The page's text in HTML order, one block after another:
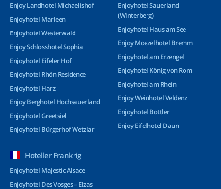
Enjoy Landhotel Michaelishof
Enjoyhotel Marleen
Enjoyhotel Westerwald
Enjoy Schlosshotel Sophia
Enjoyhotel Eifeler Hof
Enjoyhotel Rhön Residence
Enjoyhotel Harz
Enjoy Berghotel Hochsauerland
Enjoyhotel Greetsiel
Enjoyhotel Bürgerhof Wetzlar
Enjoyhotel Sauerland
(Winterberg)
Enjoyhotel Haus am See
Enjoy Moezelhotel Bremm
Enjoyhotel am Erzengel
Enjoyhotel König von Rom
Enjoyhotel am Rhein
Enjoy Weinhotel Veldenz
Enjoyhotel Bottler
Enjoy Eifelhotel Daun
Hoteller Frankrig
Enjoyhotel Majestic Alsace
Enjoyhotel Des Vosges – Elzas